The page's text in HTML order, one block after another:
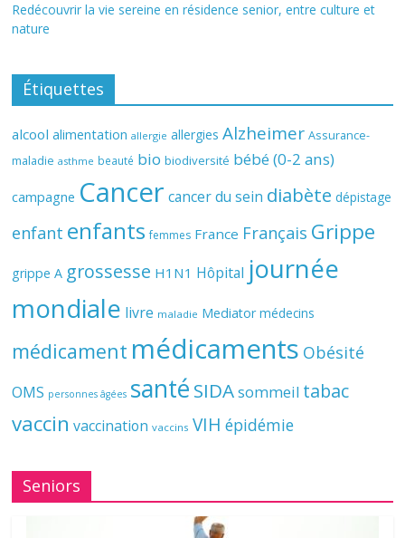
Redécouvrir la vie sereine en résidence senior, entre culture et
nature
Étiquettes
alcool alimentation allergie allergies Alzheimer Assurance-
maladie asthme beauté bio biodiversité bébé (0-2 ans)
campagne Cancer cancer du sein diabète dépistage
enfant enfants femmes France Français Grippe
grippe A grossesse H1N1 Hôpital journée
mondiale livre maladie Mediator médecins
médicament médicaments Obésité
OMS personnes âgées santé SIDAsommeil tabac
vaccin vaccination vaccins VIH épidémie
Seniors